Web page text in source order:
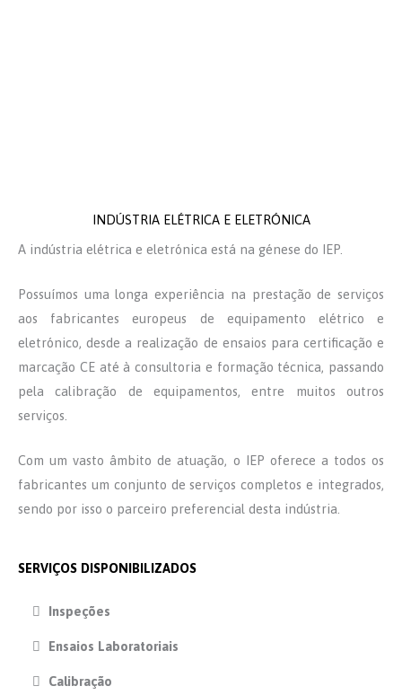
INDÚSTRIA ELÉTRICA E ELETRÓNICA
A indústria elétrica e eletrónica está na génese do IEP.
Possuímos uma longa experiência na prestação de serviços
aos fabricantes europeus de equipamento elétrico e
eletrónico, desde a realização de ensaios para certificação e
marcação CE até à consultoria e formação técnica, passando
pela calibração de equipamentos, entre muitos outros
serviços.
Com um vasto âmbito de atuação, o IEP oferece a todos os
fabricantes um conjunto de serviços completos e integrados,
sendo por isso o parceiro preferencial desta indústria.
SERVIÇOS DISPONIBILIZADOS
Inspeções
Ensaios Laboratoriais
Calibração